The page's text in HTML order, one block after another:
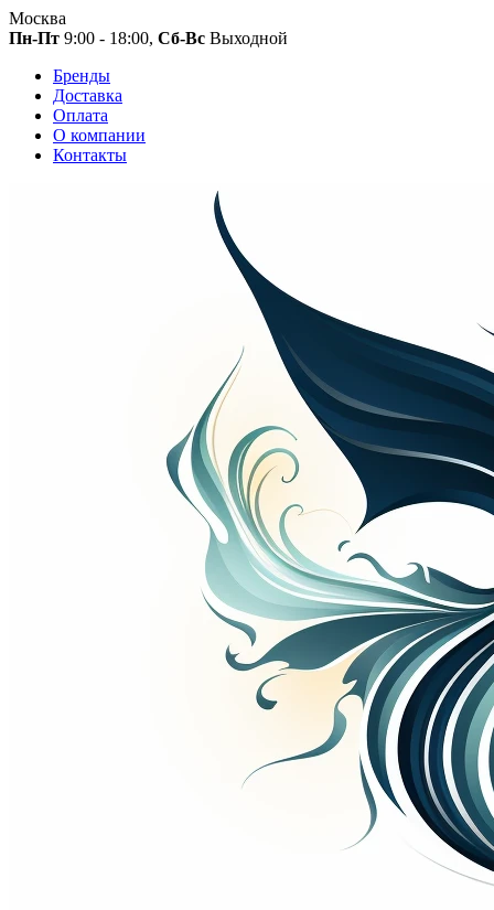
Москва
Пн-Пт 9:00 - 18:00, Сб-Вс Выходной
Бренды
Доставка
Оплата
О компании
Контакты